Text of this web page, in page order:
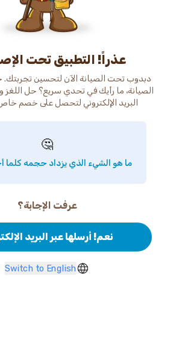
عذراً! التطبيق تحت
دبدوب تحت الصيانة الآن لتحسين تجربتك.
الصيانة، ما رأيك في تحدي سريع؟ حل اللغز
البريد الإلكتروني لتحصل على خصم
🤔
ما هو الشيء الذي يزداد حجمه كلما
عرفت الإجابة؟
نعم! أرسلها عبر البريد
Switch to English